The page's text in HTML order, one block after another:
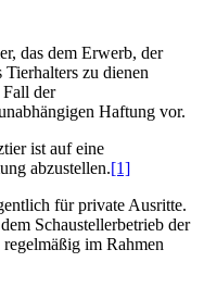
das dem Erwerb, der
zu dienen
der
Haftung vor.
ist auf eine
abzustellen.[1]
für private Ausritte.
Schaustellerbetrieb der
im Rahmen